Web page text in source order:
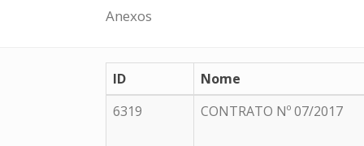
Anexos
ID
Nome
6319
CONTRATO Nº 07/2017